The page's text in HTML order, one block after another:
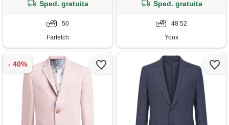
Sped. gratuita
50
Farfetch
Sped. gratuita
48 52
Yoox